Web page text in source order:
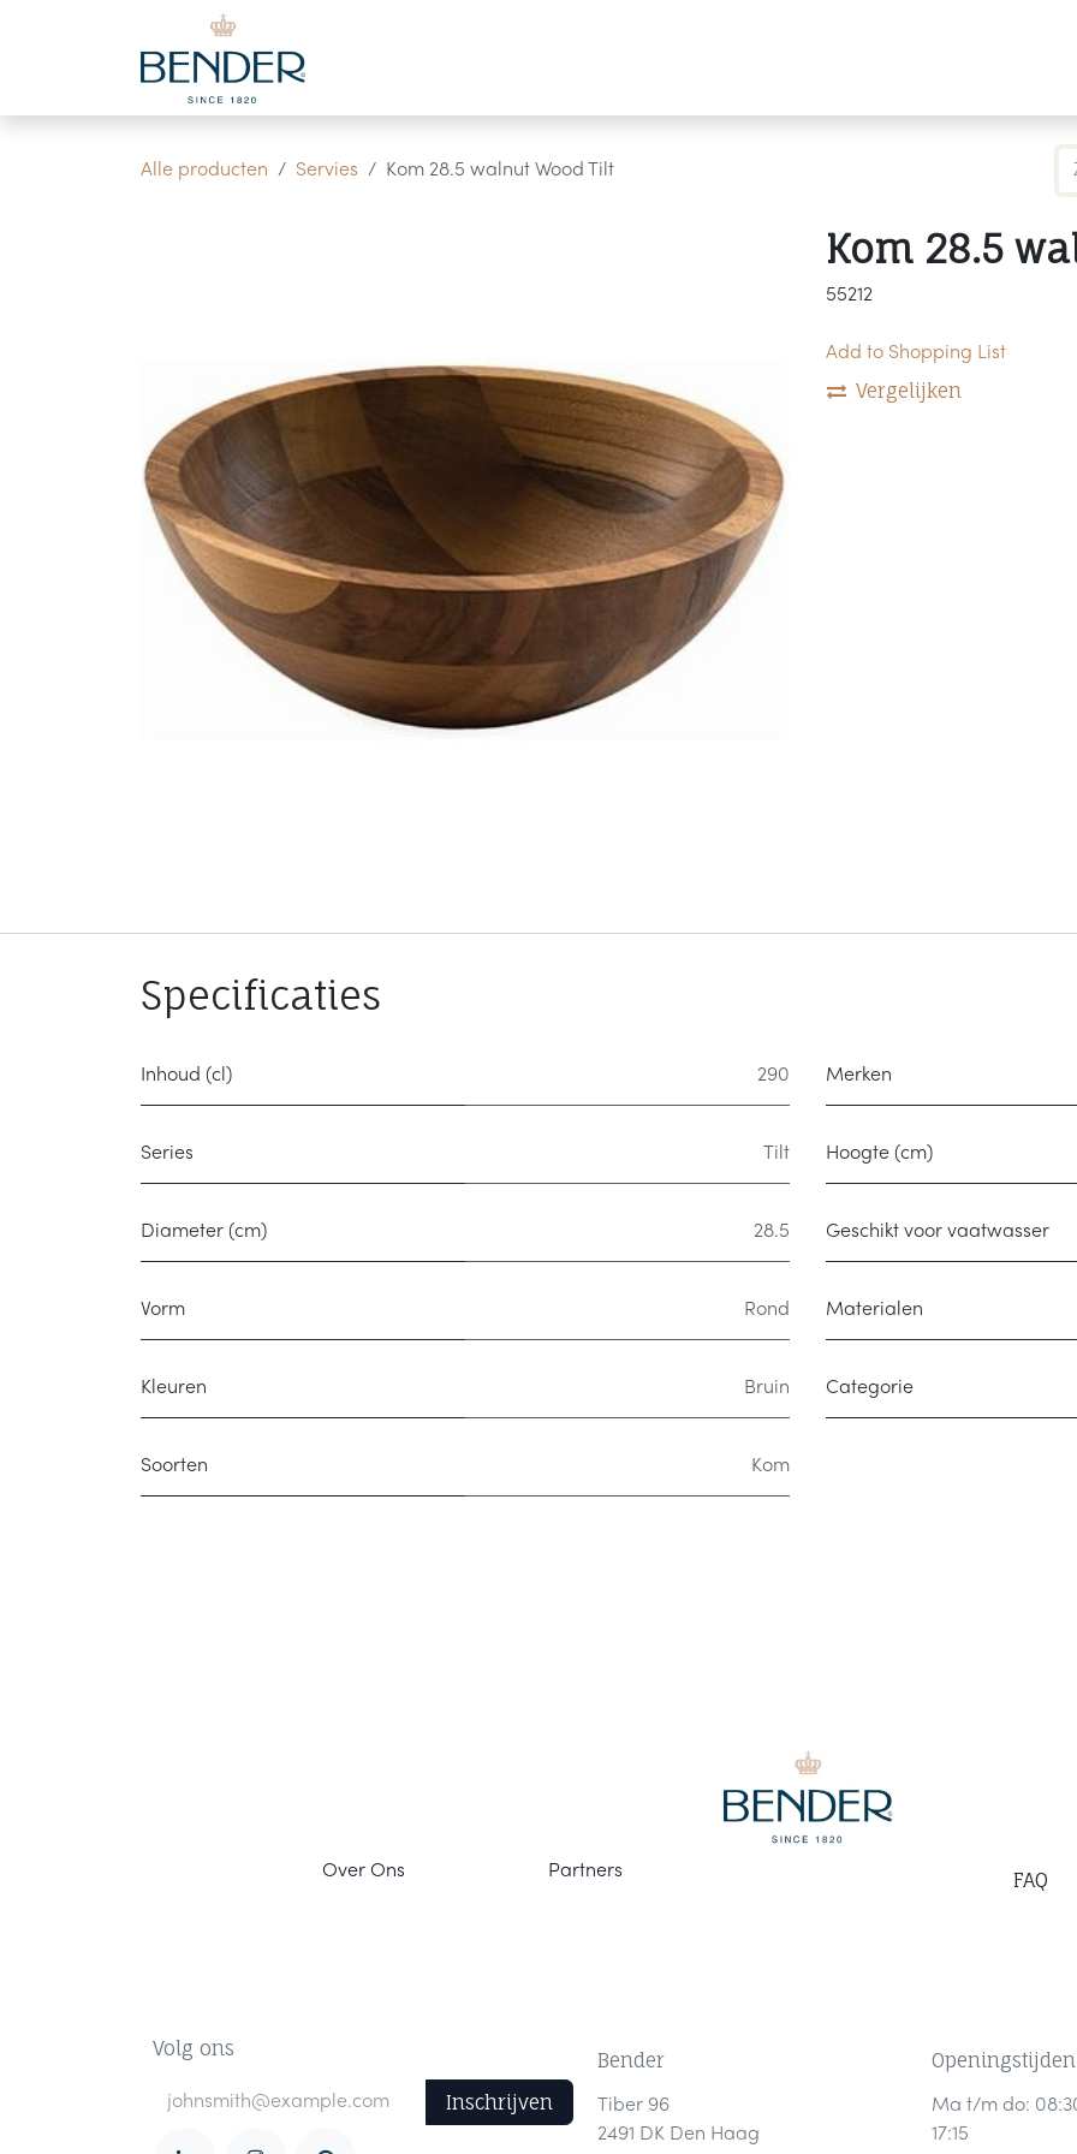
Overslaan naar inhoud
Alle producten Servies Kom 28.5 walnut Wood Tilt
Kom 28.5
55212
Add to Shopping List
Vergelijken
Specificaties
Inhoud (cl) 290 Merken
Series Tilt Hoogte (cm)
Diameter (cm) 28.5 Geschikt voor vaatwasser
Vorm Rond Materialen
Kleuren Bruin Categorie
Soorten Kom
Volg ons
Inschrijven
Bender
Tiber 96
2491 DK Den Haag
Openingstijden
Ma t/m do:
17:15
Partners
Over Ons FAQ